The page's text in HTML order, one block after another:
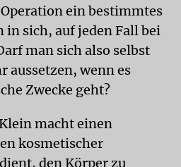
ein bestimmtes
in sich, auf jeden Fall bei
man sich also selbst
aussetzen, wenn es
Zwecke geht?
macht einen
kosmetischer
den Körper zu